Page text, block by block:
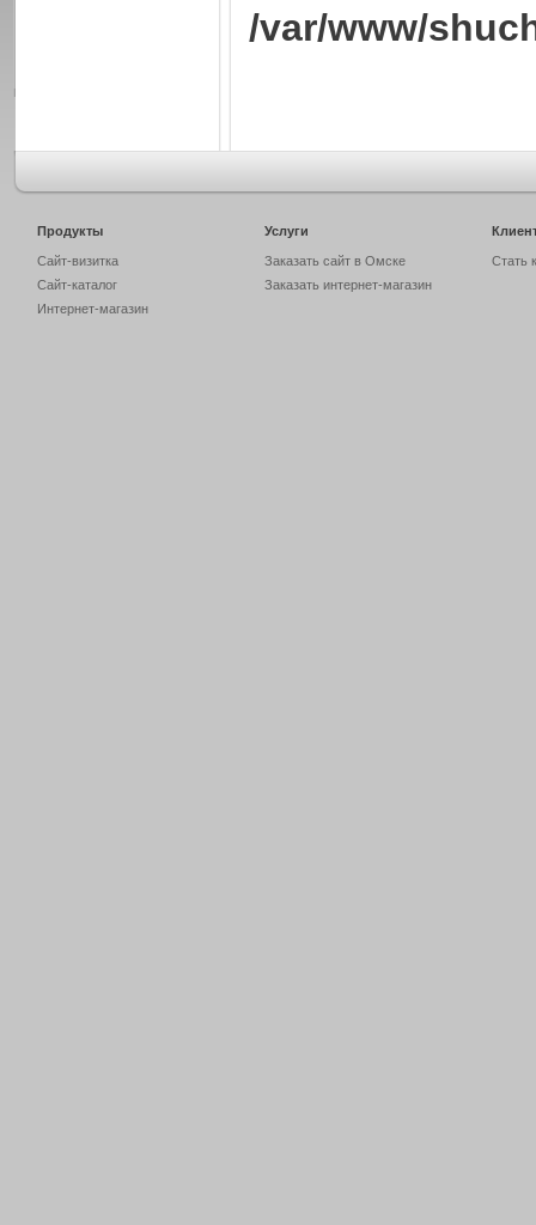
/var/www/
Продукты
Сайт-визитка
Сайт-каталог
Интернет-магазин
Услуги
Заказать сайт в Омске
Заказать интернет-магазин
Стать